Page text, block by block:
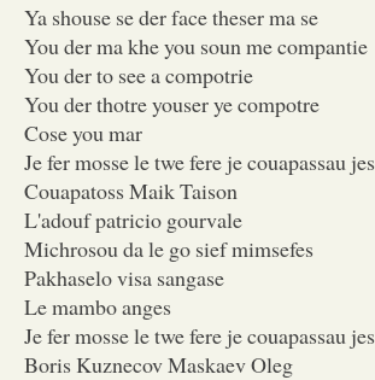
Ya shouse se der face theser ma se
You der ma khe you soun me compantie
You der to see a compotrie
You der thotre youser ye compotre
Cose you mar
Je fer mosse le twe fere je couapassau jes
Couapatoss Maik Taison
L'adouf patricio gourvale
Michrosou da le go sief mimsefes
Pakhaselo visa sangase
Le mambo anges
Je fer mosse le twe fere je couapassau jes
Boris Kuznecov Maskaev Oleg